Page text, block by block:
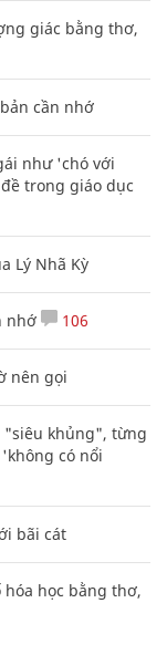
giác bằng thơ,
cần nhớ
như 'chó với
trong giáo dục
Lý Nhã Kỳ
nhớ 106
nên gọi
"siêu khủng", từng
có nổi
bãi cát
học bằng thơ,